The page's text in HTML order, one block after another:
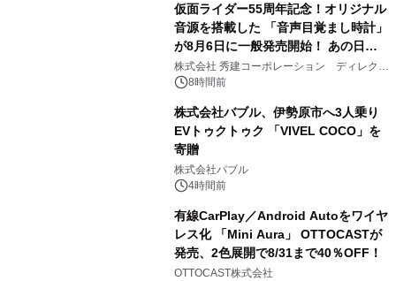
仮面ライダー55周年記念！オリジナル
音源を搭載した 「音声目覚まし時計」
が8月6日に一般発売開始！ あの日の
大興奮が今甦る
株式会社 秀建コーポレーション ディレクト
アートギャラリー
8時間前
株式会社バブル、伊勢原市へ3人乗り
EVトゥクトゥク 「VIVEL COCO」を
寄贈
株式会社バブル
4時間前
有線CarPlay／Android Autoをワイヤ
レス化 「Mini Aura」 OTTOCASTが
発売、2色展開で8/31まで40％OFF！
OTTOCAST株式会社